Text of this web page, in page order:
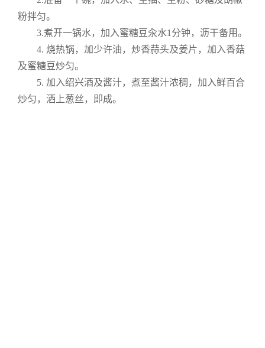
粉拌匀。
3.煮开一锅水，加入蜜糖豆汆水1分钟，沥干备用。
4. 烧热锅，加少许油，炒香蒜头及姜片，加入香菇
及蜜糖豆炒匀。
5. 加入绍兴酒及酱汁，煮至酱汁浓稠，加入鲜百合
炒匀，洒上葱丝，即成。